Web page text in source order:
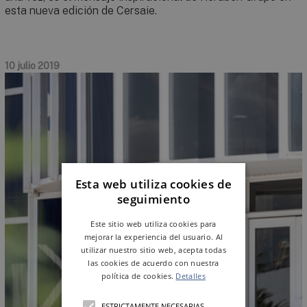
esta nueva edición de Cersaie.
10 julio 2019
Esta web utiliza cookies de
seguimiento
Este sitio web utiliza cookies para
mejorar la experiencia del usuario. Al
utilizar nuestro sitio web, acepta todas
las cookies de acuerdo con nuestra
política de cookies. Detalles